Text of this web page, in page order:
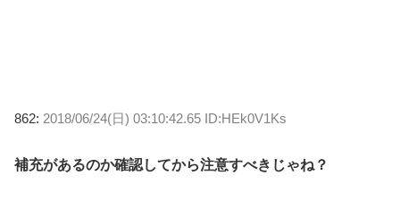
862: 2018/06/24(日) 03:10:42.65 ID:HEk0V1Ks
補充があるのか確認してから注意すべきじゃね？